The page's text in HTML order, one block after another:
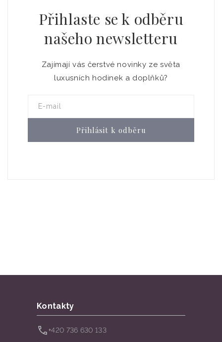
Přihlaste se k odběru
našeho newsletteru
Zajímají vás čerstvé novinky ze světa
luxusních hodinek a doplňků?
E-mail
Přihlásit k odběru
Kontakty
+420 736 630 133